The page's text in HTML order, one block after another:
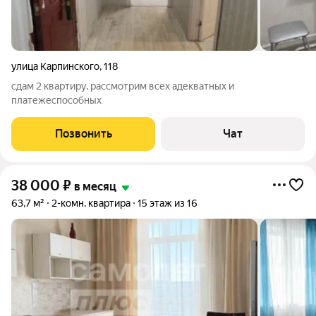
улица Карпинского,118
сдам 2 квартиру, рассмотрим всех адекватных и
платежеспособных
Позвонить Чат
38 000 ₽ в месяц
63,7 м² 2-комн. квартира 15 этаж из 16